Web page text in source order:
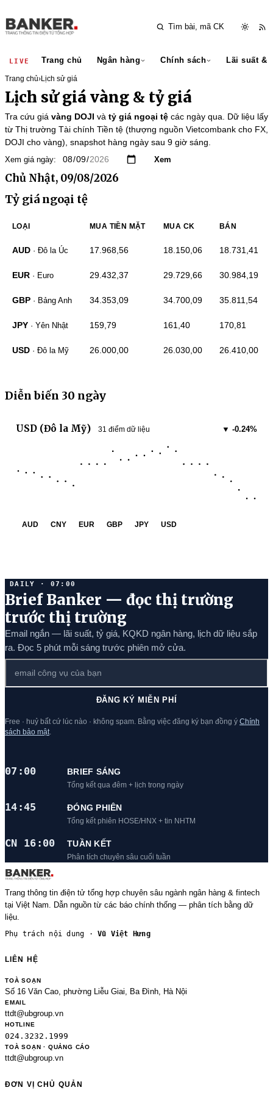
LIVE Trang chủ Ngân hàng Chính sách Lãi suất &
Trang chủ›Lịch sử giá
Lịch sử giá vàng & tỷ giá
Tra cứu giá vàng DOJI và tỷ giá ngoại tệ các ngày qua. Dữ liệu lấy
từ Thị trường Tài chính Tiền tệ (thượng nguồn Vietcombank cho FX,
DOJI cho vàng), snapshot hàng ngày sau 9 giờ sáng.
Xem giá ngày: Xem
Chủ Nhật, 09/08/2026
Tỷ giá ngoại tệ
LOẠI MUA TIỀN MẶT MUA CK BÁN
AUD · Đô la Úc 17.968,56 18.150,06 18.731,41
EUR · Euro 29.432,37 29.729,66 30.984,19
GBP · Bảng Anh 34.353,09 34.700,09 35.811,54
JPY · Yên Nhật 159,79 161,40 170,81
USD · Đô la Mỹ 26.000,00 26.030,00 26.410,00
Diễn biến 30 ngày
USD (Đô la Mỹ) 31 điểm dữ liệu ▼ -0.24%
AUD CNY EUR GBP JPY USD
DAILY · 07:00
Brief Banker — đọc thị trường
trước thị trường
Email ngắn — lãi suất, tỷ giá, KQKD ngân hàng, lịch dữ liệu sắp
ra. Đọc 5 phút mỗi sáng trước phiên mở cửa.
ĐĂNG KÝ MIỄN PHÍ
Free · huỷ bất cứ lúc nào · không spam. Bằng việc đăng ký bạn đồng ý Chính
sách bảo mật
07:00 BRIEF SÁNG
Tổng kết qua đêm + lịch trong ngày
14:45 ĐÓNG PHIÊN
Tổng kết phiên HOSE/HNX + tin NHTM
CN 16:00 TUẦN KẾT
Phân tích chuyên sâu cuối tuần
Trang thông tin điện tử tổng hợp chuyên sâu ngành ngân hàng & fintech
tại Việt Nam. Dẫn nguồn từ các báo chính thống — phân tích bằng dữ
liệu.
Phụ trách nội dung ·Vũ Việt Hưng
LIÊN HỆ
TOÀ SOẠN
Số 16 Văn Cao, phường Liễu Giai, Ba Đình, Hà Nội
EMAIL
ttdt@ubgroup.vn
HOTLINE
024.3232.1999
TOÀ SOẠN · QUẢNG CÁO
ttdt@ubgroup.vn
ĐƠN VỊ CHỦ QUẢN